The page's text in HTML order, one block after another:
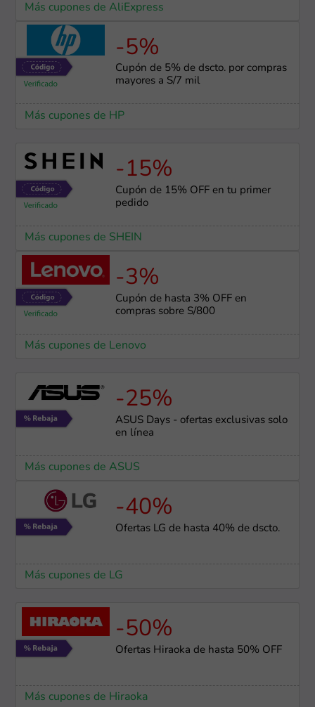
Más cupones de AliExpress
-5%
Cupón de 5% de dscto. por compras
mayores a S/7 mil
Más cupones de HP
-15%
Cupón de 15% OFF en tu primer
pedido
Más cupones de SHEIN
-3%
Cupón de hasta 3% OFF en
compras sobre S/800
Más cupones de Lenovo
-25%
ASUS Days - ofertas exclusivas solo
en línea
Más cupones de ASUS
-40%
Ofertas LG de hasta 40% de dscto.
Más cupones de LG
-50%
Ofertas Hiraoka de hasta 50% OFF
Más cupones de Hiraoka